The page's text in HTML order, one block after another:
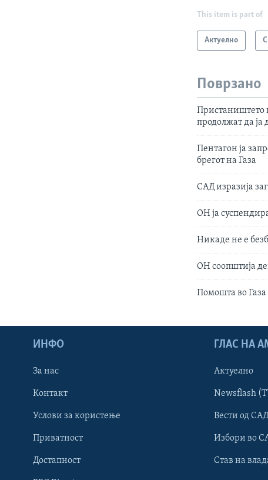
Learning English
НАКУСО...
This item is part of
Актуелно
Поврзано
Пристаништето
продолжат да ја
Пентагон ја
брегот на Газа
САД изразија
ОН ја
Никаде не е
ОН соопштија
Помошта во
ИНФО
За нас
Контакт
Услови за користење
Приватност
Достапност
ГЛАС НА
Актуелно
Newsflash
Вести од
Избори во
Став на